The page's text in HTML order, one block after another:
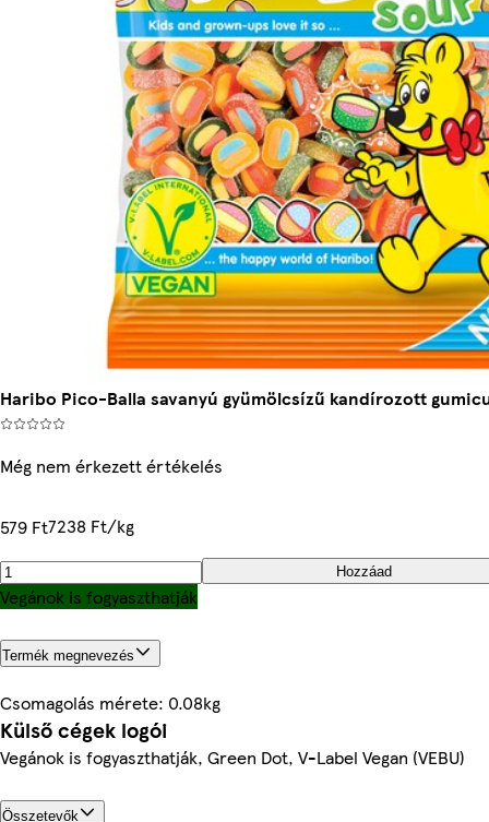
Haribo Pico-Balla savanyú gyümölcsízű kandírozott
Még nem érkezett értékelés
579 Ft7238 Ft/kg
Hozzáad
Vegánok is fogyaszthatják
Termék megnevezés
Csomagolás mérete: 0.08kg
Külső cégek logói
Vegánok is fogyaszthatják, Green Dot, V-Label Vegan (VEBU)
Összetevők